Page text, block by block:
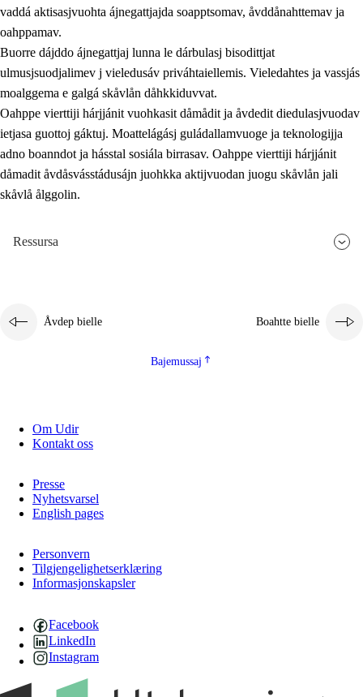
vaddá aktisasjvuohta ájnegattjajda soapptsomav, åvddånahttemav ja
oahppamav.
Buorre dájddo ájnegattjaj lunna le dárbulasj bisodittjat
ulmusjsuodjalimev j vieledusáv priváhtaiellemis. Vieledahtes ja vassjás
moalggema e galgá skåvlån dåhkkiduvvat.
Oahppe vierttiji hárjjánit vuohkasit dåmådit ja åvdedit diedulasjvuodav
ietjasa guottoj gáktuj. Moattelágásj guládallamvuoge ja teknologijja
adno boanndot ja hásstal sosiála birrasav. Oahppe vierttiji hárjjánit
dåmadit åvdåsvásstádusájn juohkka aktijvuodan juogu skåvlån jali
skåvlå ålggolin.
Ressursa
Åvdep bielle Boahtte bielle
Bajemussaj
Om Udir
Kontakt oss
Presse
Nyhetsvarsel
English pages
Personvern
Tilgjengelighetserklæring
Informasjonskapsler
Facebook
LinkedIn
Instagram